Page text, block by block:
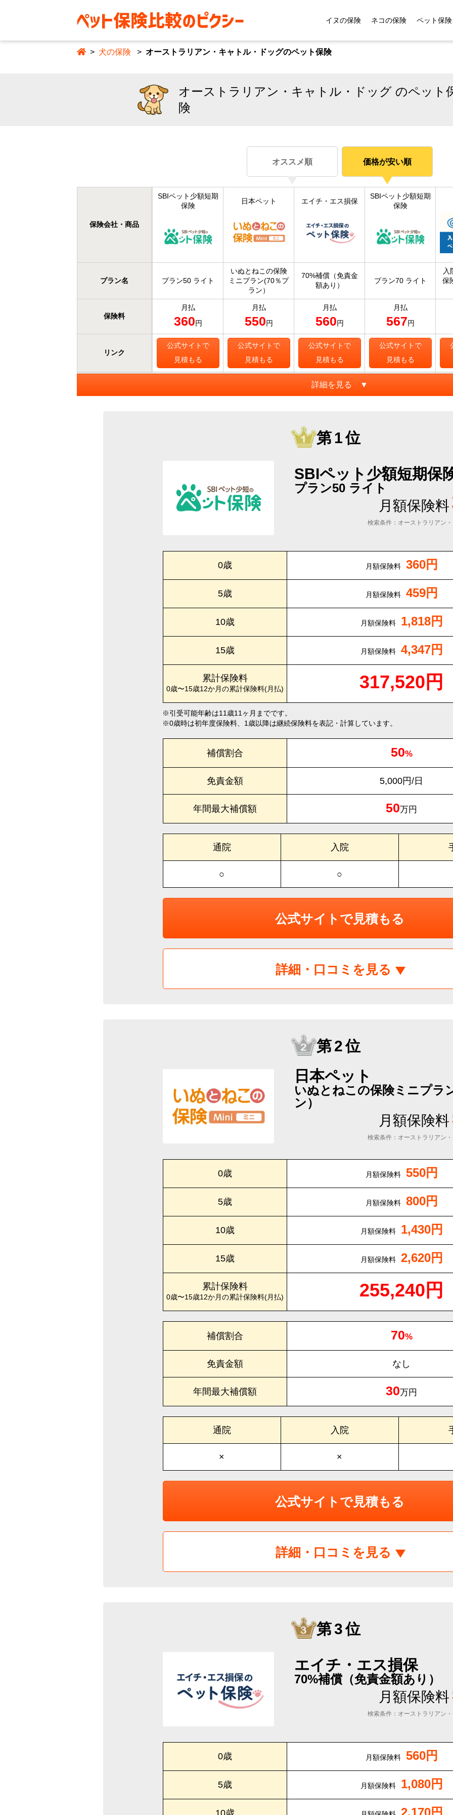
イヌの保険 ネコの保険 ペット保
犬の保険 オーストラリアン・キャトル・ドッグのペット保険
オーストラリアン・キャトル・ドッグ のペット
険
オススメ順 価格が安い順
保険会社・商品
SBIペット少額短期
保険
日本ペット エイチ・エス損保
SBIペット少額短期
保険
プラン名 プラン50 ライト
いぬとねこの保険
ミニプラン(70％プ
ラン）
70%補償（免責金
額あり）
プラン70 ライト
入
保
保険料
月払
360円
月払
550円
月払
560円
月払
567円
リンク
公式サイトで
見積もる
公式サイトで
見積もる
公式サイトで
見積もる
公式サイトで
見積もる
詳細を見る ▼
第1位
SBIペット少額短期保
プラン50 ライト
月額保険料
検索条件：オーストラリアン
0歳 月額保険料 360円
5歳 月額保険料 459円
10歳 月額保険料 1,818円
15歳 月額保険料 4,347円
累計保険料
0歳〜15歳12か月 の累計保険料(月払) 317,520円
引受可能年齢は11歳11ヶ月までです。
0歳時は初年度保険料、1歳以降は継続保険料を表記・計算しています。
補償割合 50%
免責金額 5,000円/日
年間最大補償額 50万円
通院 入院
○ ○
公式サイトで見積もる
詳細・口コミを見る
第2位
日本ペット
いぬとねこの保険ミニプラ
ン）
月額保険料
検索条件：オーストラリアン
0歳 月額保険料 550円
5歳 月額保険料 800円
10歳 月額保険料 1,430円
15歳 月額保険料 2,620円
累計保険料
0歳〜15歳12か月 の累計保険料(月払) 255,240円
補償割合 70%
免責金額 なし
年間最大補償額 30万円
通院 入院
× ×
公式サイトで見積もる
詳細・口コミを見る
第3位
エイチ・エス損保
70%補償（免責金額あり）
月額保険料
検索条件：オーストラリアン
0歳 月額保険料 560円
5歳 月額保険料 1,080円